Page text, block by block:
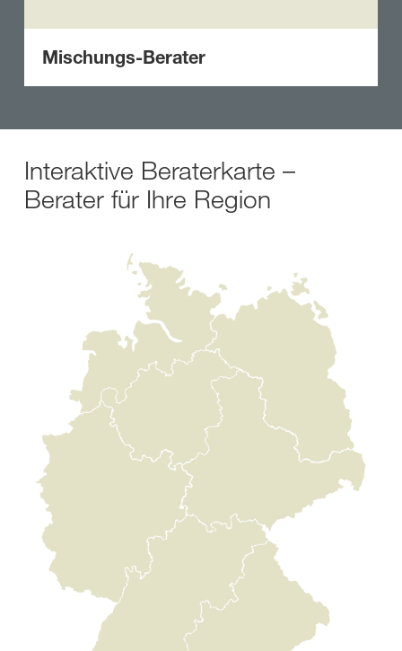
Mischungs-Berater
Interaktive Beraterkarte –
Berater für Ihre Region